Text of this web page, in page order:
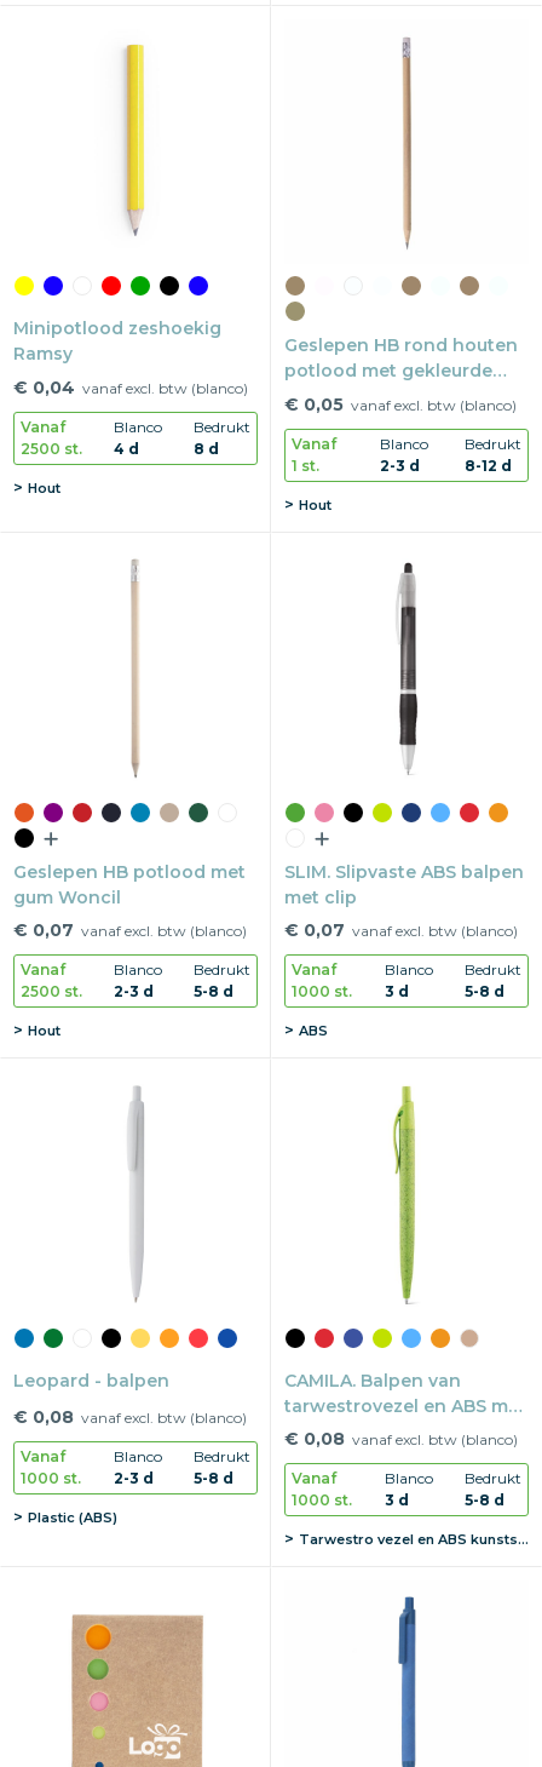
Minipotlood zeshoekig
Ramsy
€ 0,04 vanaf excl. btw (blanco)
Vanaf
2500 st.
Blanco
4 d
Bedrukt
8 d
Hout
Geslepen HB rond houten
potlood met gekleurde
gum
€ 0,05 vanaf excl. btw (blanco)
Vanaf
1 st.
Blanco
2-3 d
Bedrukt
8-12 d
Hout
Geslepen HB potlood met
gum Woncil
€ 0,07 vanaf excl. btw (blanco)
Vanaf
2500 st.
Blanco
2-3 d
Bedrukt
5-8 d
Hout
SLIM. Slipvaste ABS balpen
met clip
€ 0,07 vanaf excl. btw (blanco)
Vanaf
1000 st.
Blanco
3 d
Bedrukt
5-8 d
ABS
Leopard - balpen
€ 0,08 vanaf excl. btw (blanco)
Vanaf
1000 st.
Blanco
2-3 d
Bedrukt
5-8 d
Plastic (ABS)
CAMILA. Balpen van
tarwestrovezel en ABS met
clip
€ 0,08 vanaf excl. btw (blanco)
Vanaf
1000 st.
Blanco
3 d
Bedrukt
5-8 d
Tarwestro vezel en ABS kunststof